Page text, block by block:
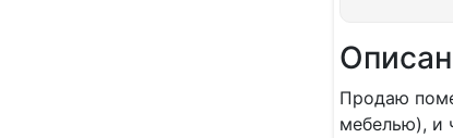
Продаю
мебелью), и